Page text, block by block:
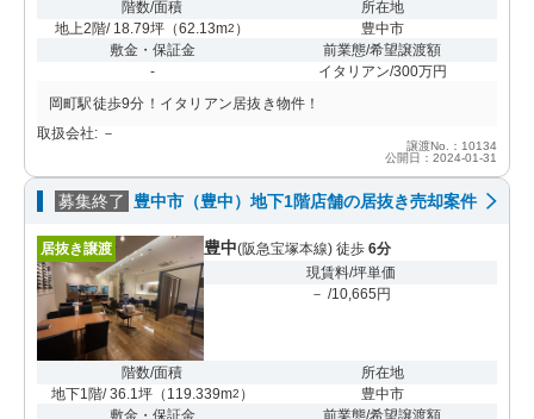
階数/面積
地上2階/ 18.79坪 （62.13m2 ）
所在地
豊中市
敷金・保証金
-
前業態/希望譲渡額
イタリアン/300万円
岡町駅徒歩9分！イタリアン居抜き物件！
取扱会社: －
譲渡No.：10134
公開日：2024-01-31
募集終了 豊中市（豊中）地下1階店舗の居抜き売却案件
居抜き譲渡 豊中(阪急宝塚本線) 徒歩 6分
現賃料/坪単価
－ /10,665円
階数/面積
地下1階/ 36.1坪（ 119.339m2 ）
所在地
豊中市
敷金・保証金
前業態/希望譲渡額